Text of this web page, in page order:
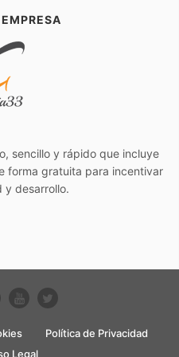
sencillo y rápido que incluye
forma gratuita para incentivar
y desarrollo.
Política de Privacidad
Legal